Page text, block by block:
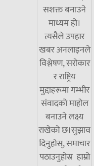
सशक्त बनाउने
माध्यम हो।
त्यसैले उपहार
खबर अनलाइनले
विश्लेषण, सरोकार
र राष्ट्रिय
मुद्दाहरूमा गम्भीर
संवादको माहोल
बनाउने लक्ष्य
राखेको छ।सुझाव
दिनुहोस्, समाचार
पठाउनुहोस्र हाम्रो